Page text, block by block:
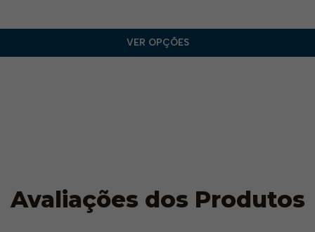
VER OPÇÕES
Avaliações dos Produtos